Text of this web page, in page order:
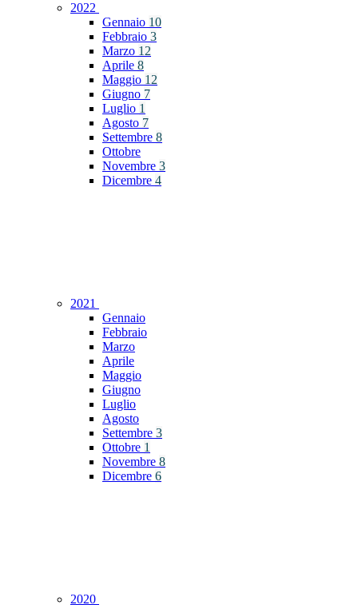
2022
Gennaio 10
Febbraio 3
Marzo 12
Aprile 8
Maggio 12
Giugno 7
Luglio 1
Agosto 7
Settembre 8
Ottobre
Novembre 3
Dicembre 4
2021
Gennaio
Febbraio
Marzo
Aprile
Maggio
Giugno
Luglio
Agosto
Settembre 3
Ottobre 1
Novembre 8
Dicembre 6
2020